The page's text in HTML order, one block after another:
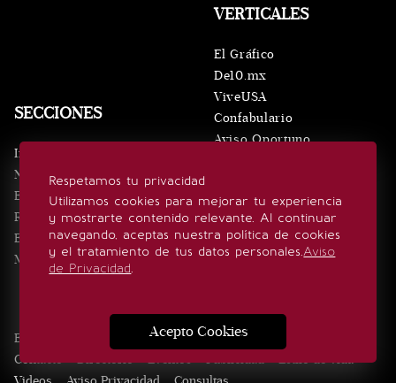
Respetamos tu privacidad
Utilizamos cookies para mejorar tu experiencia
y mostrarte contenido relevante. Al continuar
navegando, aceptas nuestra política de cookies
y el tratamiento de tus datos personales.Aviso
de Privacidad.
Acepto Cookies
SECCIONES
Inicio
Noticias
Eventos
Realeza
Estilo de vida
Minuto x Minuto
VERTICALES
El Gráfico
De10.mx
ViveUSA
Confabulario
Aviso Oportuno
SÍGUENOS
Edición Impresa Noticias Quiénes somos
Contacto
Directorio Eventos Publicidad
Estilo de vida